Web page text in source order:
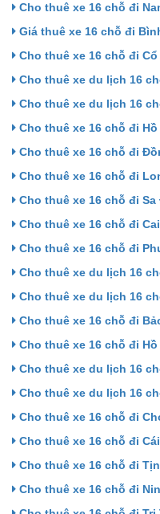
Cho thuê xe 16 chỗ đi
Giá thuê xe 16 chỗ đi
Cho thuê xe 16 chỗ đi
Cho thuê xe du lịch 16
Cho thuê xe du lịch 16
Cho thuê xe 16 chỗ đi Hồ
Cho thuê xe 16 chỗ đi
Cho thuê xe 16 chỗ đi
Cho thuê xe 16 chỗ đi Sa
Cho thuê xe 16 chỗ đi
Cho thuê xe 16 chỗ đi
Cho thuê xe du lịch 16
Cho thuê xe du lịch 16
Cho thuê xe 16 chỗ đi
Cho thuê xe 16 chỗ đi Hồ
Cho thuê xe du lịch 16
Cho thuê xe du lịch 16
Cho thuê xe 16 chỗ đi
Cho thuê xe 16 chỗ đi
Cho thuê xe 16 chỗ đi
Cho thuê xe 16 chỗ đi